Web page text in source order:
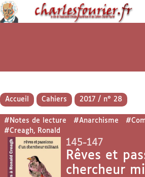
Accueil Cahiers 2017 / n° 28
#Notes de lecture #Anarchisme
#Creagh, Ronald
145-147
Rêves et
chercheur